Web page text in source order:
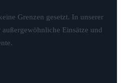
Grenzen gesetzt. In unserer
Einsätze und